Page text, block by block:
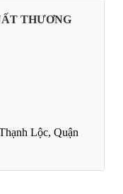
THƯƠNG
Lộc, Quận